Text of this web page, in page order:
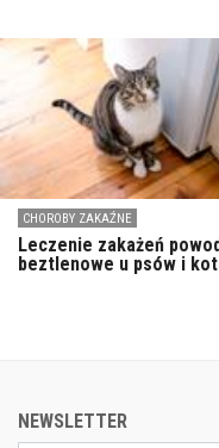
CHOROBY ZAKAŹNE
Leczenie zakażeń
beztlenowe u psów i
NEWSLETTER